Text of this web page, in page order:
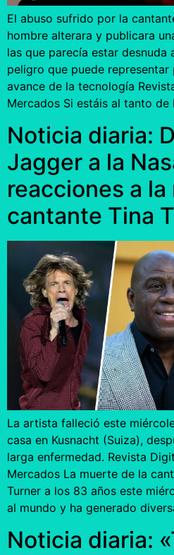
El abuso sufrido por la
hombre alterara y publicara
las que parecía estar desnuda
peligro que puede representar
avance de la tecnología
Mercados Si estáis al tanto
Noticia diaria:
Jagger a la
reacciones a
cantante Tina
La artista falleció este
casa en Kusnacht (Suiza),
larga enfermedad. Revista
Mercados La muerte de la
Turner a los 83 años este
al mundo y ha generado
Noticia diaria: